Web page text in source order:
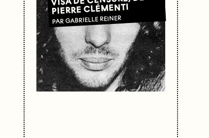
PIERRE CLÉMENTI
PAR GABRIELLE REINER